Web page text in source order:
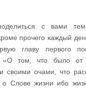
с вами
прочего каждый
главу первого
«О том, что было
своими очами, что
о Слове жизни ибо